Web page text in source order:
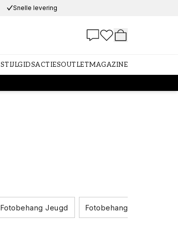
Snelle levering
STIJLGIDSACTIESOUTLETMAGAZINE
Fotobehang Jeugd Fotobehang Dieren